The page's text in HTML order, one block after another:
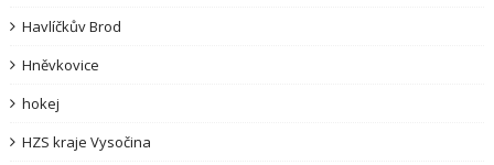
Havlíčkův Brod
Hněvkovice
hokej
HZS kraje Vysočina